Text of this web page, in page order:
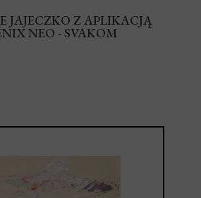
JAJECZKO Z APLIKACJĄ
NEO - SVAKOM